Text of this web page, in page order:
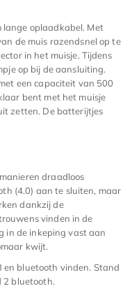
lange oplaadkabel. Met
de muis razendsnel op te
in het muisje. Tijdens
op bij de aansluiting.
een capaciteit van 500
bent met het muisje
zetten. De batterijtjes
draadloos
(4.0) aan te sluiten, maar
dankzij de
vinden in de
in de inkeping vast aan
kwijt.
en bluetooth vinden. Stand
2 bluetooth.